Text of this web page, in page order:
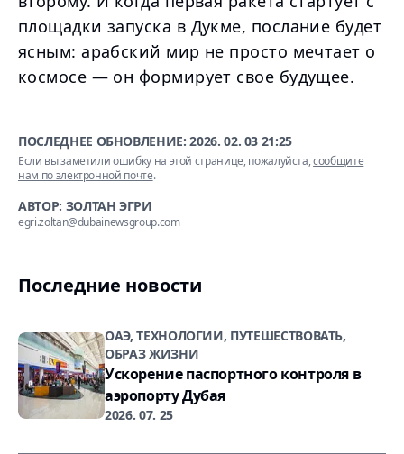
площадки запуска в Дукме, послание будет
ясным: арабский мир не просто мечтает о
космосе — он формирует свое будущее.
ПОСЛЕДНЕЕ ОБНОВЛЕНИЕ:2026. 02. 03 21:25
Если вы заметили ошибку на этой странице, пожалуйста,сообщите
нам по электронной почте.
АВТОР: ЗОЛТАН ЭГРИ
egri.zoltan@dubainewsgroup.com
Последние новости
ОАЭ, ТЕХНОЛОГИИ, ПУТЕШЕСТВОВАТЬ,
ОБРАЗ ЖИЗНИ
Ускорение паспортного контроля в
аэропорту Дубая
2026. 07. 25